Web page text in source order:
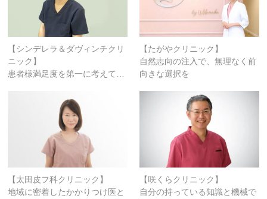
【シンデレラ＆ダヴィンチクリ
ニック】
患者様満足度を第一に考えて…
【たがやクリニック】
自然志向の注入で、無理なく前
向きな選択を
【太田皮フ科クリニック】
地域に密着したかかりつけ医と
【咲くらクリニック】
自分の持っている知識と機械で